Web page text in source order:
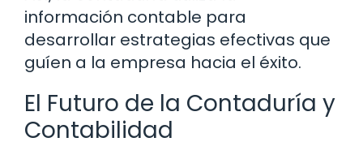
información contable para
desarrollar estrategias efectivas que
guíen a la empresa hacia el éxito.
El Futuro de la Contaduría y
Contabilidad